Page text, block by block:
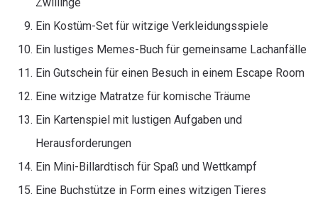
Ein Kostüm-Set für witzige Verkleidungsspiele
Ein lustiges Memes-Buch für gemeinsame Lachanfälle
Ein Gutschein für einen Besuch in einem Escape Room
Eine witzige Matratze für komische Träume
Ein Kartenspiel mit lustigen Aufgaben und
Herausforderungen
Ein Mini-Billardtisch für Spaß und Wettkampf
Eine Buchstütze in Form eines witzigen Tieres